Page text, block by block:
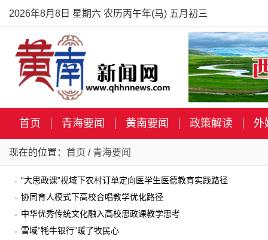
2026年8月8日 星期六 农历丙午年(马) 五月初三
首页 青海要闻 黄南要闻 政策解读 外
现在的位置： 首页 / 青海要闻
“大思政课”视域下农村订单定向医学生医德教育实践路径
协同育人模式下高校合唱教学优化路径
中华优秀传统文化融入高校思政课教学思考
雪域“牦牛银行”暖了牧民心